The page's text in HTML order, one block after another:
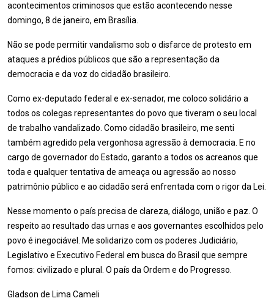
acontecimentos criminosos que estão acontecendo nesse
domingo, 8 de janeiro, em Brasília.
Não se pode permitir vandalismo sob o disfarce de protesto em
ataques a prédios públicos que são a representação da
democracia e da voz do cidadão brasileiro.
Como ex-deputado federal e ex-senador, me coloco solidário a
todos os colegas representantes do povo que tiveram o seu local
de trabalho vandalizado. Como cidadão brasileiro, me senti
também agredido pela vergonhosa agressão à democracia. E no
cargo de governador do Estado, garanto a todos os acreanos que
toda e qualquer tentativa de ameaça ou agressão ao nosso
patrimônio público e ao cidadão será enfrentada com o rigor da Lei.
Nesse momento o país precisa de clareza, diálogo, união e paz. O
respeito ao resultado das urnas e aos governantes escolhidos pelo
povo é inegociável. Me solidarizo com os poderes Judiciário,
Legislativo e Executivo Federal em busca do Brasil que sempre
fomos: civilizado e plural. O país da Ordem e do Progresso.
Gladson de Lima Cameli